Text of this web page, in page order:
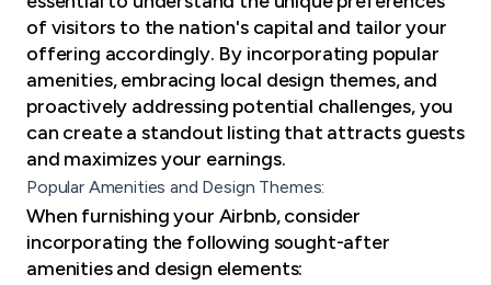
of visitors to the nation's capital and tailor your
offering accordingly. By incorporating popular
amenities, embracing local design themes, and
proactively addressing potential challenges, you
can create a standout listing that attracts guests
and maximizes your earnings.
Popular Amenities and Design Themes:
When furnishing your Airbnb, consider
incorporating the following sought-after
amenities and design elements: